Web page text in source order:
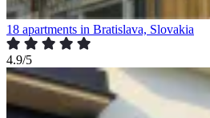
18 apartments in Bratislava, Slovakia
4.9/5